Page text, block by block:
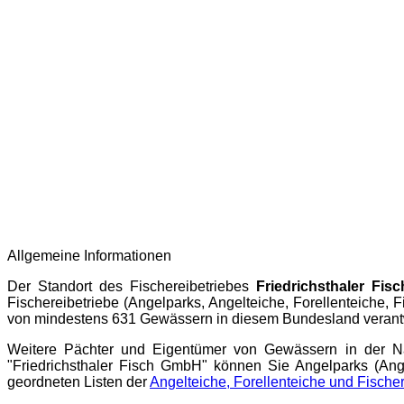
Allgemeine Informationen
Der Standort des Fischereibetriebes
Friedrichsthaler
Fischereibetriebe (Angelparks, Angelteiche, Forellenteiche,
von mindestens 631 Gewässern in diesem Bundesland
Weitere Pächter und Eigentümer von Gewässern in der
"Friedrichsthaler Fisch GmbH" können Sie Angelparks
geordneten Listen derAngelteiche, Forellenteiche und